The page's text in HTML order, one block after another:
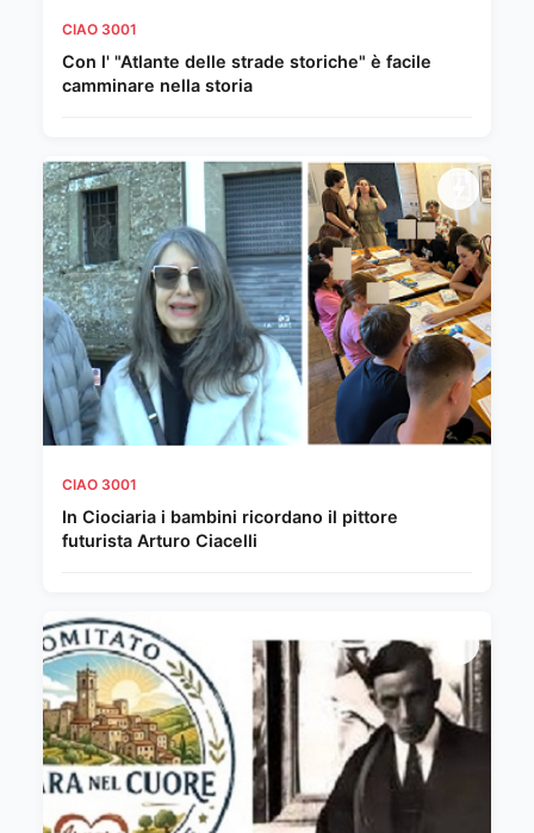
CIAO 3001
Con l' "Atlante delle strade storiche" è facile
camminare nella storia
CIAO 3001
In Ciociaria i bambini ricordano il pittore
futurista Arturo Ciacelli